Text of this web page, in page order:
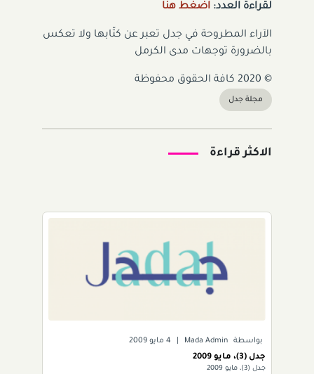
لقراءة العدد: اضغط هنا
الآراء المطروحة في جدل تعبر عن كتّابها ولا تعكس
بالضرورة توجهات مدى الكرمل
© 2020 كافة الحقوق محفوظة
مجلة جدل
الاكثر قراءة
بواسطة Mada Admin 4 مايو 2009
جدل (3)، مايو 2009
جدل (3)، مايو 2009